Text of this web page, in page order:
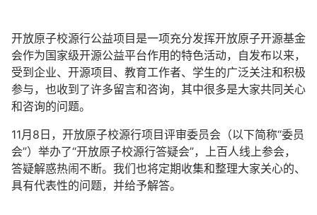
开放原子校源行公益项目是一项充分发挥开放原子开源基金
会作为国家级开源公益平台作用的特色活动，自发布以来，
受到企业、开源项目、教育工作者、学生的广泛关注和积极
参与，也收到了许多留言和咨询，其中很多是大家共同关心
和咨询的问题。
11月8日，开放原子校源行项目评审委员会（以下简称“委员
会”）举办了“开放原子校源行答疑会”，上百人线上参会，
答疑解惑热闹不断。我们也将定期收集和整理大家关心的、
具有代表性的问题，并给予解答。